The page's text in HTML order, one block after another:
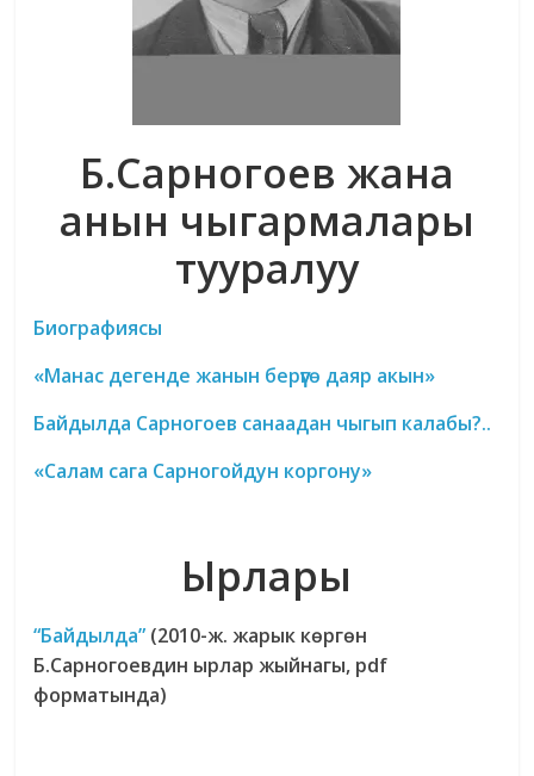
Б.Сарногоев жана
анын чыгармалары
тууралуу
Биографиясы
«Манас дегенде жанын берүүгө даяр акын»
Байдылда Сарногоев санаадан чыгып калабы?..
«Салам сага Сарногойдун коргону»
Ырлары
“Байдылда” (2010-ж. жарык көргөн
Б.Сарногоевдин ырлар жыйнагы, pdf
форматында)